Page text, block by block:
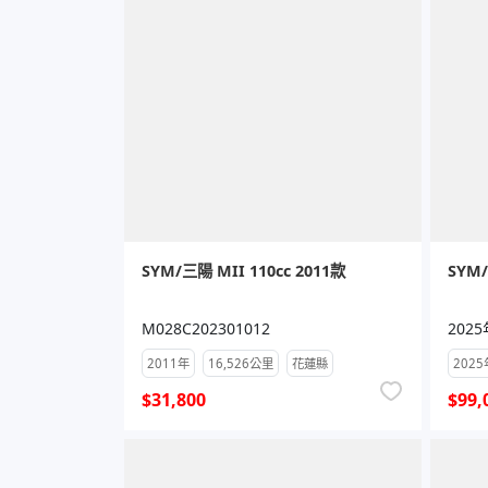
SYM/三陽 MII 110cc 2011款
M028C202301012
2011年 16,526公里 花蓮縣
$31,800
2025
2025